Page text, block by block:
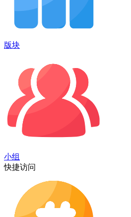
版块
小组
快捷访问